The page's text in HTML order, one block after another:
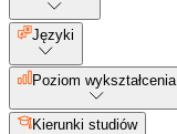
Języki
Poziom wykształcenia
Kierunki studiów